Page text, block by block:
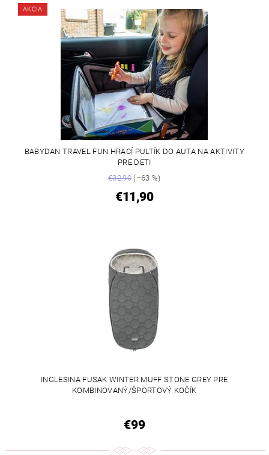
AKCIA
BABYDAN TRAVEL FUN HRACÍ PULTÍK DO AUTA NA AKTIVITY
PRE DETI
€32,90(–63 %)
€11,90
INGLESINA FUSAK WINTER MUFF STONE GREY PRE
KOMBINOVANÝ/ŠPORTOVÝ KOČÍK
€99